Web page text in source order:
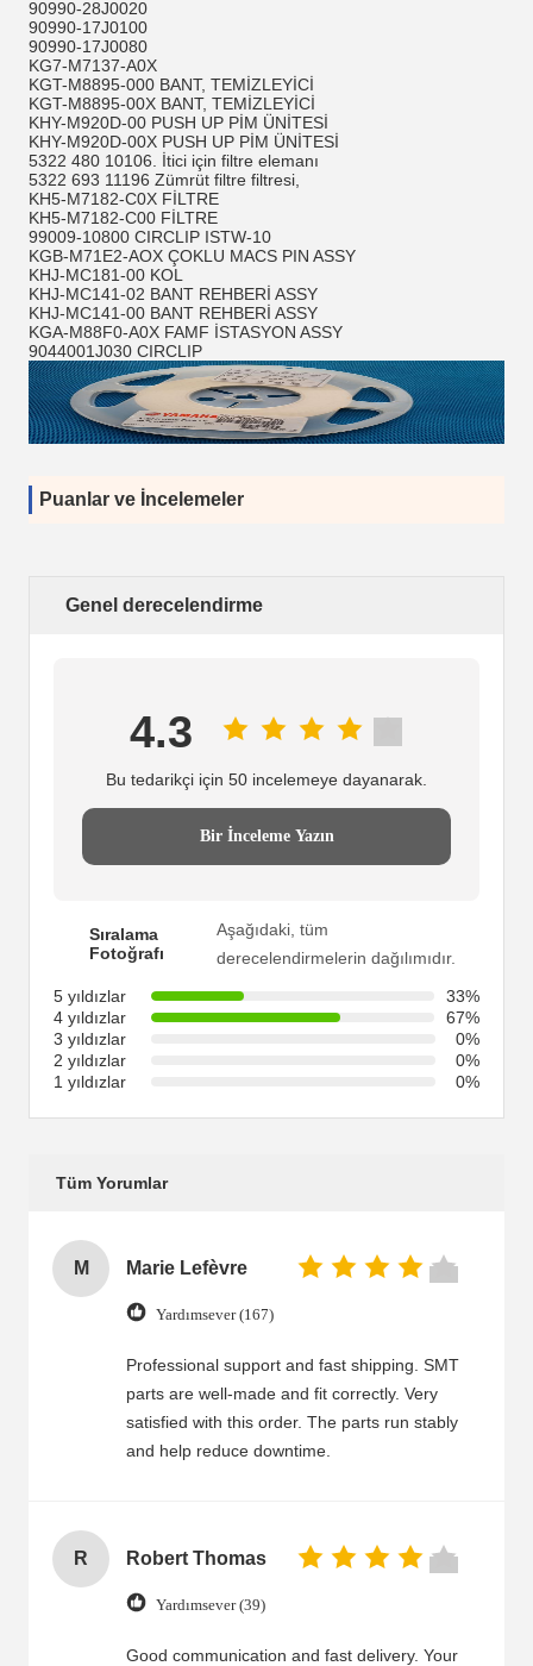
90990-28J0020
90990-17J0100
90990-17J0080
KG7-M7137-A0X
KGT-M8895-000 BANT, TEMİZLEYİCİ
KGT-M8895-00X BANT, TEMİZLEYİCİ
KHY-M920D-00 PUSH UP PİM ÜNİTESİ
KHY-M920D-00X PUSH UP PİM ÜNİTESİ
5322 480 10106. İtici için filtre elemanı
5322 693 11196 Zümrüt filtre filtresi,
KH5-M7182-C0X FİLTRE
KH5-M7182-C00 FİLTRE
99009-10800 CIRCLIP ISTW-10
KGB-M71E2-AOX ÇOKLU MACS PIN ASSY
KHJ-MC181-00 KOL
KHJ-MC141-02 BANT REHBERİ ASSY
KHJ-MC141-00 BANT REHBERİ ASSY
KGA-M88F0-A0X FAMF İSTASYON ASSY
9044001J030 CIRCLIP
Puanlar ve İncelemeler
Genel derecelendirme
4.3
Bu tedarikçi için 50 incelemeye dayanarak.
Bir İnceleme Yazın
Sıralama
Fotoğrafı
Aşağıdaki, tüm
derecelendirmelerin dağılımıdır.
5 yıldızlar
33%
4 yıldızlar
67%
3 yıldızlar
0%
2 yıldızlar
0%
1 yıldızlar
0%
Tüm Yorumlar
M Marie Lefèvre
Yardımsever (167)
Professional support and fast shipping. SMT
parts are well-made and fit correctly. Very
satisfied with this order. The parts run stably
and help reduce downtime.
R Robert Thomas
Yardımsever (39)
Good communication and fast delivery. Your